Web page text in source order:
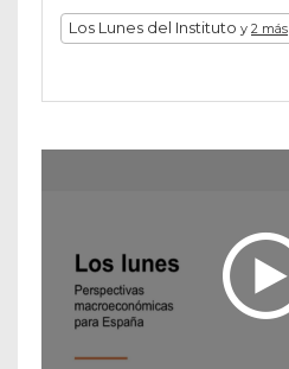
Los Lunes del Instituto y 2 más